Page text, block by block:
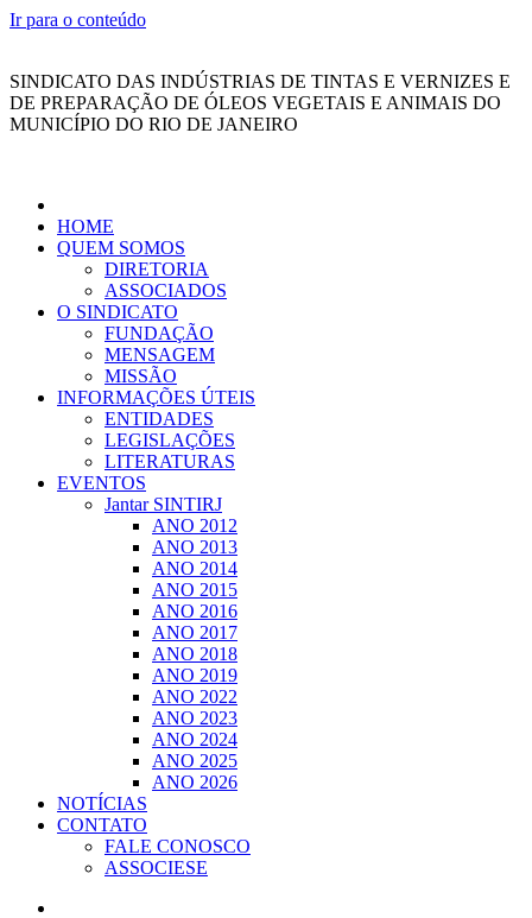
Ir para o conteúdo
SINDICATO DAS INDÚSTRIAS DE TINTAS E VERNIZES E
DE PREPARAÇÃO DE ÓLEOS VEGETAIS E ANIMAIS DO
MUNICÍPIO DO RIO DE JANEIRO
HOME
QUEM SOMOS
DIRETORIA
ASSOCIADOS
O SINDICATO
FUNDAÇÃO
MENSAGEM
MISSÃO
INFORMAÇÕES ÚTEIS
ENTIDADES
LEGISLAÇÕES
LITERATURAS
EVENTOS
Jantar SINTIRJ
ANO 2012
ANO 2013
ANO 2014
ANO 2015
ANO 2016
ANO 2017
ANO 2018
ANO 2019
ANO 2022
ANO 2023
ANO 2024
ANO 2025
ANO 2026
NOTÍCIAS
CONTATO
FALE CONOSCO
ASSOCIESE